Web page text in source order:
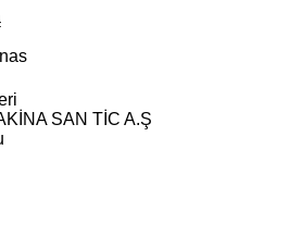
SAN TİC A.Ş